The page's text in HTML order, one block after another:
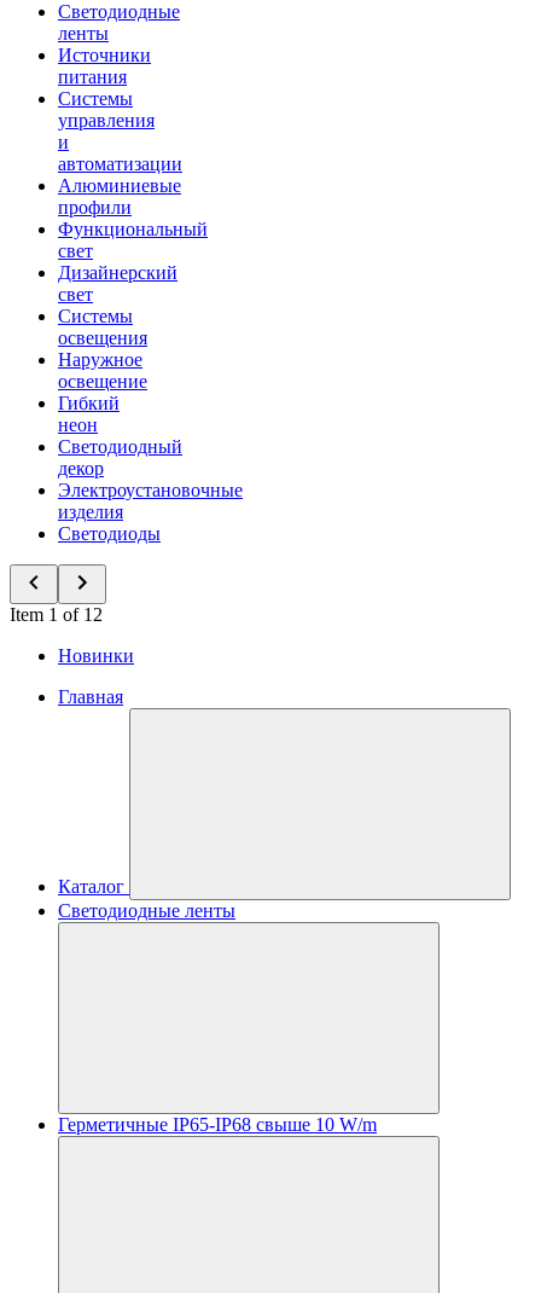
Светодиодные
ленты
Источники
питания
Системы
управления
и
автоматизации
Алюминиевые
профили
Функциональный
свет
Дизайнерский
свет
Системы
освещения
Наружное
освещение
Гибкий
неон
Светодиодный
декор
Электроустановочные
изделия
Светодиоды
Item 1 of 12
Новинки
Главная
Каталог
Светодиодные ленты
Герметичные IP65-IP68 свыше 10 W/m